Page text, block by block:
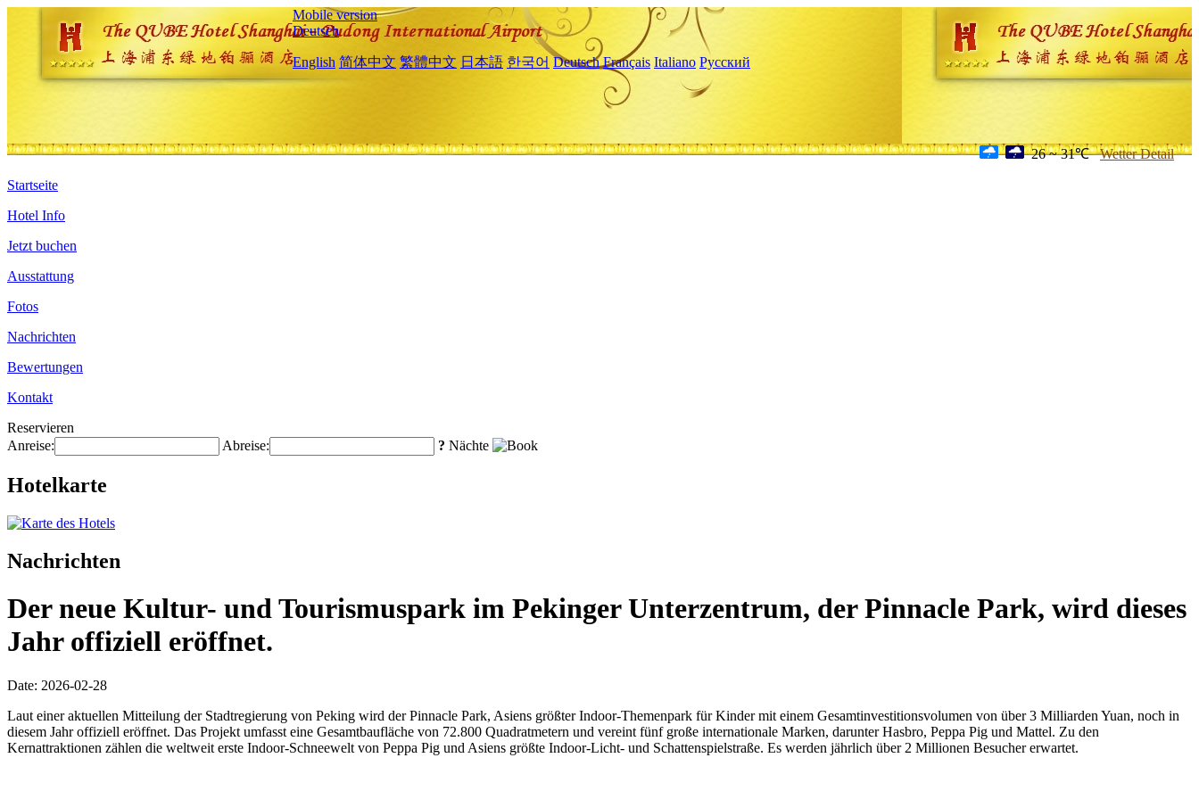
Mobile version
Deutsch
English 简体中文 繁體中文 日本語 한국어 Deutsch Français Italiano Русский
26 ~ 31℃ Wetter Detail
Startseite
Hotel Info
Jetzt buchen
Ausstattung
Fotos
Nachrichten
Bewertungen
Kontakt
Reservieren
Anreise:
Abreise: ? Nächte
Hotelkarte
Nachrichten
Der neue Kultur- und Tourismuspark im Pekinger Unterzentrum, der Pinnacle Park, wird dieses
Jahr offiziell eröffnet.
Date: 2026-02-28
Laut einer aktuellen Mitteilung der Stadtregierung von Peking wird der Pinnacle Park, Asiens größter Indoor-Themenpark für Kinder mit einem Gesamtinvestitionsvolumen von über 3 Milliarden Yuan, noch in
diesem Jahr offiziell eröffnet. Das Projekt umfasst eine Gesamtbaufläche von 72.800 Quadratmetern und vereint fünf große internationale Marken, darunter Hasbro, Peppa Pig und Mattel. Zu den
Kernattraktionen zählen die weltweit erste Indoor-Schneewelt von Peppa Pig und Asiens größte Indoor-Licht- und Schattenspielstraße. Es werden jährlich über 2 Millionen Besucher erwartet.